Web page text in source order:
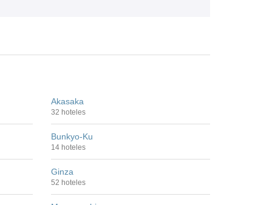
Akasaka
32 hoteles
Bunkyo-Ku
14 hoteles
Ginza
52 hoteles